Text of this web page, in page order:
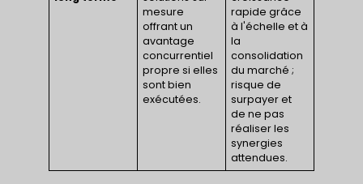
mesure
offrant un
avantage
concurrentiel
propre si elles
sont bien
exécutées.
rapide grâce
à l'échelle et à
la
consolidation
du marché ;
risque de
surpayer et
de ne pas
réaliser les
synergies
attendues.